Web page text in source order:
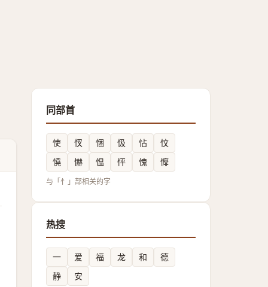
同部首
㤦 㣾 悃 忣 怗
忟
憢
懗 愠 怦 愧 戂
与「忄」部相关的字
热搜
一 爱 福 龙 和
德
静
安